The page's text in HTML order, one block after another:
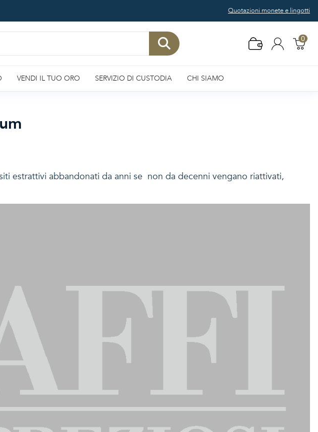
Quotazioni monete e lingotti
0
VENDI IL TUO ORO SERVIZIO DI CUSTODIA CHI SIAMO
estrattivi abbandonati da anni se non da decenni vengano riattivati,